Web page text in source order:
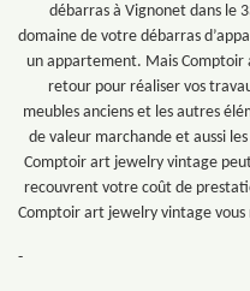
débarras à Vignonet dans le
domaine de votre débarras
un appartement. Mais
retour pour réaliser vos
meubles anciens et les autres
de valeur marchande et aussi
Comptoir art jewelry vintage
recouvrent votre coût de
Comptoir art jewelry vintage
-